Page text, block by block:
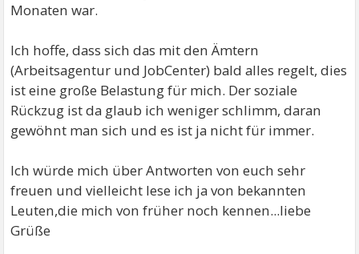
Monaten war.
Ich hoffe, dass sich das mit den Ämtern
(Arbeitsagentur und JobCenter) bald alles regelt, dies
ist eine große Belastung für mich. Der soziale
Rückzug ist da glaub ich weniger schlimm, daran
gewöhnt man sich und es ist ja nicht für immer.
Ich würde mich über Antworten von euch sehr
freuen und vielleicht lese ich ja von bekannten
Leuten,die mich von früher noch kennen...liebe
Grüße